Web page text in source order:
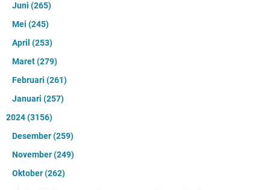
Juni (265)
Mei (245)
April (253)
Maret(279)
Februari (261)
Januari (257)
2024(3156)
Desember(259)
November(249)
Oktober(262)